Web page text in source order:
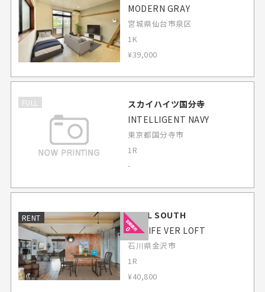
MODERN GRAY
宮城県仙台市泉区
1K
¥39,000
FULL
スカイハイツ国分寺
INTELLIGENT NAVY
東京都国分寺市
1R
-
RENT
IDEAL SOUTH
DIY LIFE VER LOFT
石川県金沢市
1R
¥40,800